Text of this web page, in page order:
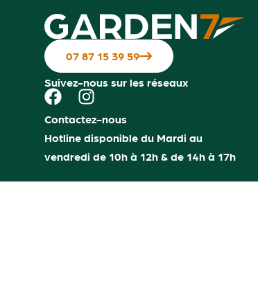
07 87 15 39 59
Suivez-nous sur les réseaux
Contactez-nous
Hotline disponible du Mardi au
vendredi de 10h à 12h & de 14h à 17h